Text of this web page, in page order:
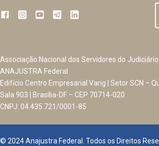
Associação Nacional dos Servidores do
ANAJUSTRA Federal
Edifício Centro Empresarial Varig | Setor SCN –
Sala 903 | Brasília-DF – CEP 70714-020
CNPJ: 04.435.721/0001-85
© 2024 Anajustra Federal. Todos os Direitos